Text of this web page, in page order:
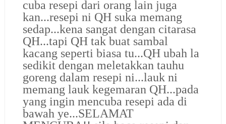
cuba resepi dari orang lain juga
kan...resepi ni QH suka memang
sedap...kena sangat dengan citarasa
QH...tapi QH tak buat sambal
kacang seperti biasa tu...QH ubah la
sedikit dengan meletakkan tauhu
goreng dalam resepi ni...lauk ni
memang lauk kegemaran QH...pada
yang ingin mencuba resepi ada di
bawah ye...SELAMAT